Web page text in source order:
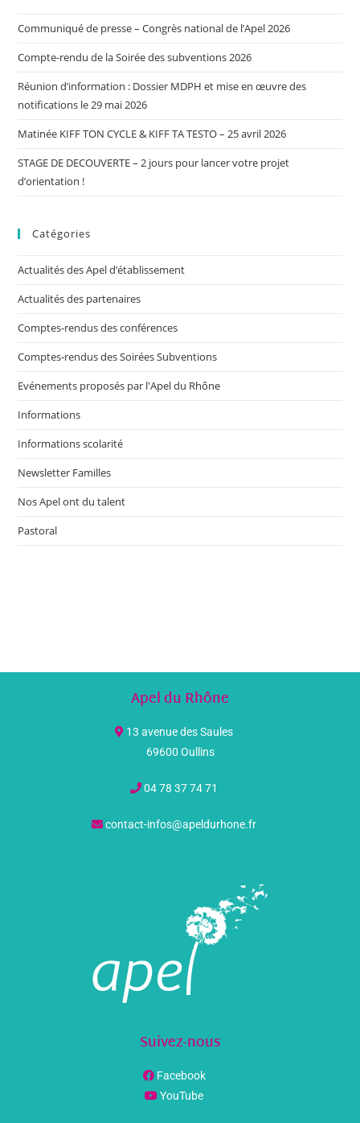
Communiqué de presse – Congrès national de l’Apel 2026
Compte-rendu de la Soirée des subventions 2026
Réunion d’information : Dossier MDPH et mise en œuvre des
notifications le 29 mai 2026
Matinée KIFF TON CYCLE & KIFF TA TESTO – 25 avril 2026
STAGE DE DECOUVERTE – 2 jours pour lancer votre projet
d’orientation !
Catégories
Actualités des Apel d’établissement
Actualités des partenaires
Comptes-rendus des conférences
Comptes-rendus des Soirées Subventions
Evénements proposés par l'Apel du Rhône
Informations
Informations scolarité
Newsletter Familles
Nos Apel ont du talent
Pastoral
Apel du Rhône
13 avenue des Saules
69600 Oullins
04 78 37 74 71
contact-infos@apeldurhone.fr
Suivez-nous
Facebook
YouTube